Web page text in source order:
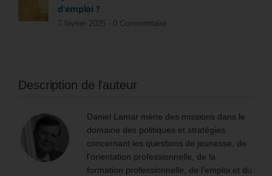
d’emploi ?
7 février 2025 - 0 Commentaire
Description de l'auteur
Daniel Lamar mène des missions dans le
domaine des politiques et stratégies
concernant les questions de jeunesse, de
l’orientation professionnelle, de la
formation professionnelle, de l’emploi et du